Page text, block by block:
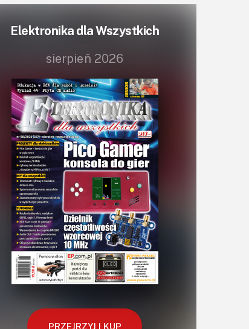
Elektronika dla Wszystkich
sierpień 2026
PRZEJRZYJ I KUP